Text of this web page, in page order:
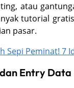
atau
tutorial
pasar.
Sepi Peminat! 7
Entry Data